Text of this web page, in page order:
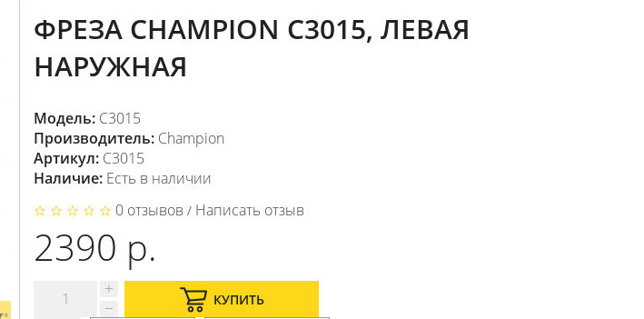
ФРЕЗА CHAMPION C3015, ЛЕВАЯ
НАРУЖНАЯ
Модель: C3015
Производитель: Champion
Артикул: C3015
Наличие: Есть в наличии
0 отзывов / Написать отзыв
2390 р.
КУПИТЬ